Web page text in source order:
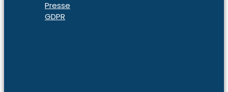
Presse
GDPR